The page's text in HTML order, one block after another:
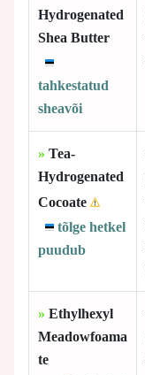
Hydrogenated
Shea Butter
tahkestatud
sheavõi
» Tea-
Hydrogenated
Cocoate
tõlge hetkel
puudub
» Ethylhexyl
Meadowfoama
te